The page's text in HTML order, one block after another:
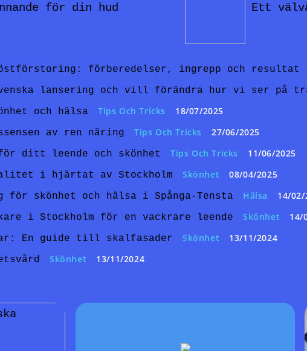
för din hud Ett
förberedelser, ingrepp och resultat
lansering och vill förändra hur vi ser på
och hälsa Tips Och Tricks 18/07/2025
av ren näring Tips Och Tricks 27/06/2025
ditt leende och skönhet Tips Och Tricks 11/06/2025
i hjärtat av Stockholm Skönhet 08/04/2025
för skönhet och hälsa i Spånga-Tensta Hälsa 14/02/
i Stockholm för en vackrare leende Skönhet 14/
En guide till skalfasader Skönhet 13/11/2024
Skönhet 13/11/2024